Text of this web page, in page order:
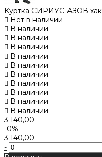
Куртка СИРИУС-АЗОВ
Нет в наличии
В наличии
В наличии
В наличии
В наличии
В наличии
В наличии
В наличии
В наличии
В наличии
В наличии
3 140,00
-0%
3 140,00
-